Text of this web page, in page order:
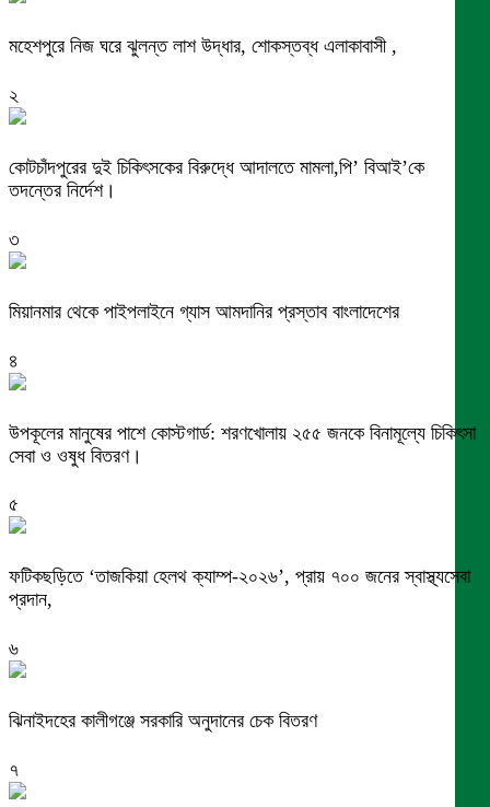
মহেশপুরে নিজ ঘরে ঝুলন্ত লাশ উদ্ধার, শোকস্তব্ধ এলাকাবাসী ,
২
কোটচাঁদপুরের দুই চিকিৎসকের বিরুদ্ধে আদালতে মামলা,পি’ বিআই’কে
তদন্তের নির্দেশ।
৩
মিয়ানমার থেকে পাইপলাইনে গ্যাস আমদানির প্রস্তাব বাংলাদেশের
৪
উপকূলের মানুষের পাশে কোস্টগার্ড: শরণখোলায় ২৫৫ জনকে বিনামূল্যে চিকিৎসা
সেবা ও ওষুধ বিতরণ।
৫
ফটিকছড়িতে ‘তাজকিয়া হেলথ ক্যাম্প-২০২৬’, প্রায় ৭০০ জনের স্বাস্থ্যসেবা
প্রদান,
৬
ঝিনাইদহের কালীগঞ্জে সরকারি অনুদানের চেক বিতরণ
৭